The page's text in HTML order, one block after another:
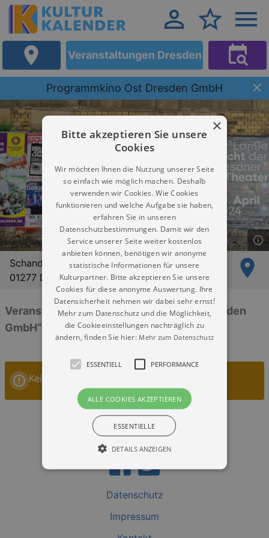
Veranstaltungen Dresden
Programmkino Ost Dresden GmbH
Schandauer Straße 73
01277 Dresden
Veranstaltungen: „Programmkino Ost Dresden
GmbH“
Keine Veranstaltungen
Datenschutz
Impressum
×
Bitte akzeptieren Sie unsere
Cookies
Wir möchten Ihnen die Nutzung unserer Seite
so einfach wie möglich machen. Deshalb
verwenden wir Cookies. Wie Cookies
funktionieren und welche Aufgabe sie haben,
erfahren Sie in unseren
Datenschutzbestimmungen. Damit wir den
Service unserer Seite weiter kostenlos
anbieten können, benötigen wir anonyme
statistische Informationen für unsere
Kulturpartner. Bitte akzeptieren Sie unsere
Cookies für diese anonyme Auswertung. Ihre
Datensicherheit nehmen wir dabei sehr ernst!
Mehr zum Datenschutz und die Möglichkeit,
die Cookieeinstellungen nachträglich zu
ändern, finden Sie hier: Mehr zum Datenschutz
ESSENTIELL PERFORMANCE
ALLE COOKIES AKZEPTIEREN
ESSENTIELLE
DETAILS ANZEIGEN
Essentiell Performance
Essentielle Cookies werden für die
gebraucht. Zum Beispiel für das Login in Ihren